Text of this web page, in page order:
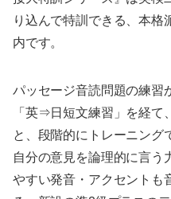
り込んで特訓できる、本格
内です。
パッセージ音読問題の練習
「英⇒日短文練習」を経て
と、段階的にトレーニング
自分の意見を論理的に言う
やすい発音・アクセントも